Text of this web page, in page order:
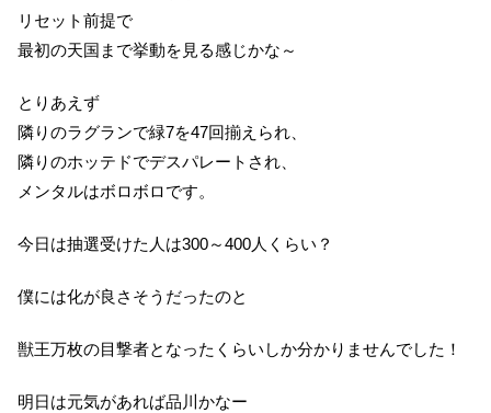
リセット前提で
最初の天国まで挙動を見る感じかな～
とりあえず
隣りのラグランで緑7を47回揃えられ、
隣りのホッテドでデスパレートされ、
メンタルはボロボロです。
今日は抽選受けた人は300～400人くらい？
僕には化が良さそうだったのと
獣王万枚の目撃者となったくらいしか分かりませんでした！
明日は元気があれば品川かなー